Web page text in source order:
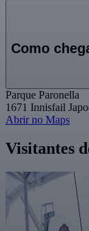
Como
Parque Paronella
1671 Innisfail
Abrir no Maps
Visitantes